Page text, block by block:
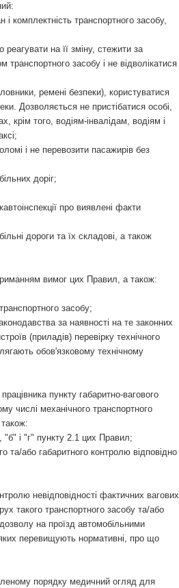
і комплектність транспортного засобу,
на її зміну, стежити за
засобу і не відволікатися
ремені безпеки), користуватися
Дозволяється не пристібатися особі,
того, водіям-інвалідам, водіям і
і не перевозити пасажирів без
доріг;
про виявлені факти
дороги та їх складові, а також
вимог цих Правил, а також:
засобу;
за наявності на те законних
(приладів) перевірку технічного
обов'язковому технічному
пункту габаритно-вагового
числі механічного транспортного
"б" і "г" пункту 2.1 цих Правил;
та/або габаритного контролю відповідно
невідповідності фактичних вагових
такого транспортного засобу та/або
на проїзд автомобільними
перевищують нормативні, про що
порядку медичний огляд для